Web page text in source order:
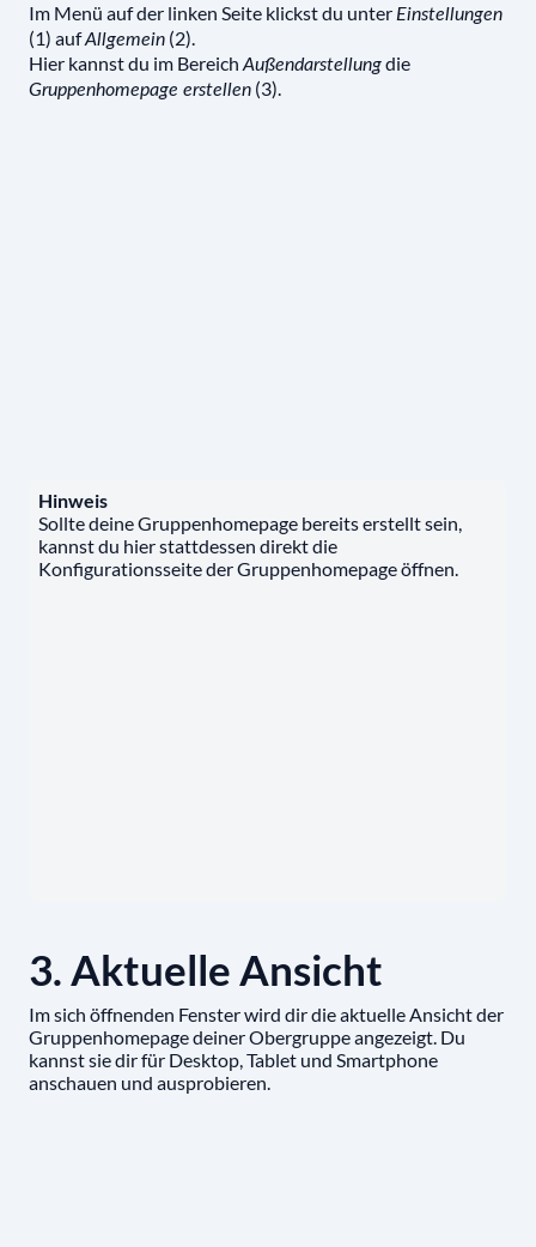
Im Menü auf der linken Seite klickst du unter Einstellungen
(1) aufAllgemein (2).
Hier kannst du im Bereich Außendarstellungdie
Gruppenhomepage erstellen (3).
Hinweis
Sollte deine Gruppenhomepage bereits erstellt sein,
kannst du hier stattdessen direkt die
Konfigurationsseite der Gruppenhomepage öffnen.
3. Aktuelle Ansicht
Im sich öffnenden Fenster wird dir die aktuelle Ansicht der
Gruppenhomepage deiner Obergruppe angezeigt. Du
kannst sie dir für Desktop, Tablet und Smartphone
anschauen und ausprobieren.